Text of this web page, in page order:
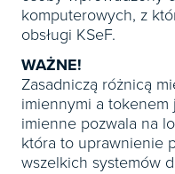
komputerowych, z
obsługi KSeF.
WAŻNE!
Zasadniczą różnicą
imiennymi a
imienne pozwala na
która to uprawnienie
wszelkich systemów